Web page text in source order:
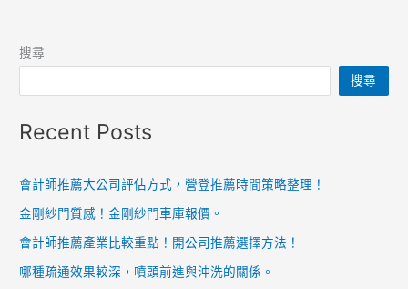
搜尋
搜尋
Recent Posts
會計師推薦大公司評估方式，營登推薦時間策略整理！
金剛紗門質感！金剛紗門車庫報價。
會計師推薦產業比較重點！開公司推薦選擇方法！
哪種疏通效果較深，噴頭前進與沖洗的關係。